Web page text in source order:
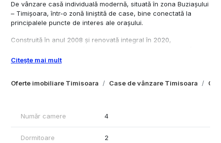
Oferte imobiliare Timisoara Case de vânzare Timisoara
De vânzare casă individuală modernă, situată în zona Buziașului
– Timișoara, într-o zonă liniștită de case, bine conectată la
principalele puncte de interes ale orașului.
Construită în anul 2008 și renovată integral în 2020,
spații luminoase și un design interior în stil scandinav, ideal
Suprafață utilă: 135 mp
Regim de înălțime: P + Mansardă
Citește mai mult
Număr camere 4
Dormitoare 2